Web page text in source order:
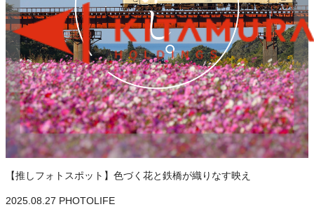
【推しフォトスポット】色づく花と鉄橋が織りなす映え
2025.08.27 PHOTOLIFE